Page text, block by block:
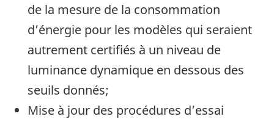
de la mesure de la consommation
d’énergie pour les modèles qui seraient
autrement certifiés à un niveau de
luminance dynamique en dessous des
seuils donnés;
Mise à jour des procédures d’essai